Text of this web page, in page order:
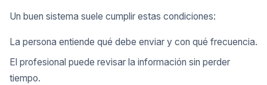
Un buen sistema suele cumplir estas condiciones:
La persona entiende qué debe enviar y con qué frecuencia.
El profesional puede revisar la información sin perder
tiempo.